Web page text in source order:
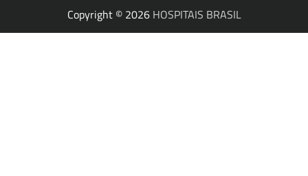
Copyright © 2026 HOSPITAIS BRASIL